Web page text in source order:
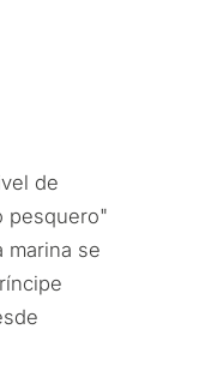
de
pesquero"
marina se